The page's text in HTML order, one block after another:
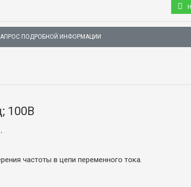
ПОДРОБНОЙ ИНФОРМАЦИИ
100В
частоты в цепи переменного тока.